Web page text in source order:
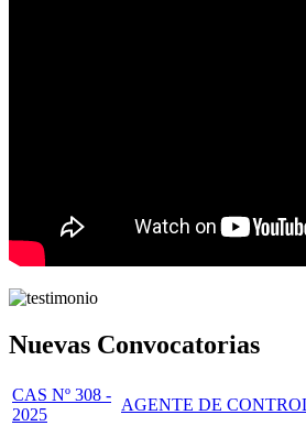
Nuevas Convocatorias
CAS Nº 308 -
2025
AGENTE DE